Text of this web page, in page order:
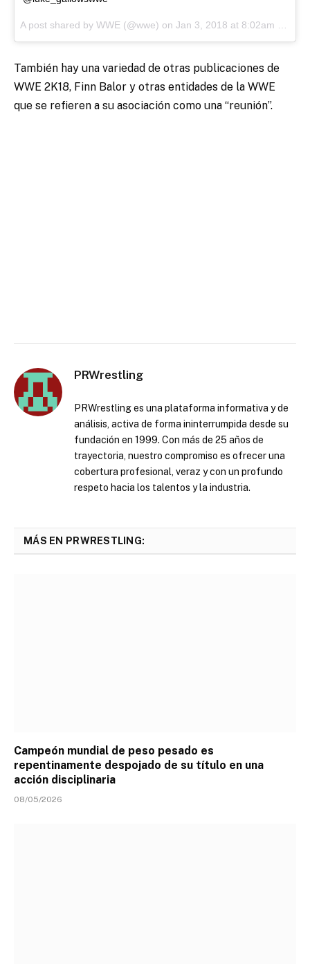
A post shared by WWE (@wwe) on Jan 3, 2018 at 8:02am PST
También hay una variedad de otras publicaciones de
WWE 2K18, Finn Balor y otras entidades de la WWE
que se refieren a su asociación como una “reunión”.
PRWrestling
PRWrestling es una plataforma informativa y de
análisis, activa de forma ininterrumpida desde su
fundación en 1999. Con más de 25 años de
trayectoria, nuestro compromiso es ofrecer una
cobertura profesional, veraz y con un profundo
respeto hacia los talentos y la industria.
MÁS EN PRWRESTLING:
Campeón mundial de peso pesado es
repentinamente despojado de su título en una
acción disciplinaria
08/05/2026